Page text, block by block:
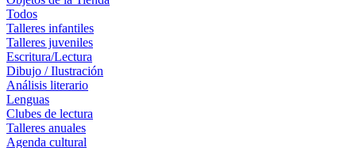
Todos
Talleres infantiles
Talleres juveniles
Escritura/Lectura
Dibujo / Ilustración
Análisis literario
Lenguas
Clubes de lectura
Talleres anuales
Agenda cultural